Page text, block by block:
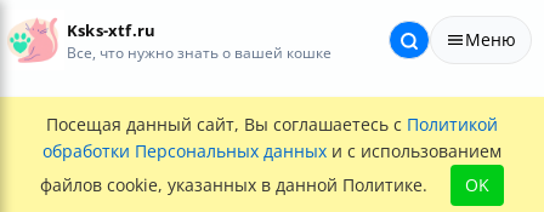
Ksks-xtf.ru
Все, что нужно знать о вашей кошке
Меню
Посещая данный сайт, Вы соглашаетесь с Политикой
обработки Персональных данных и с использованием
файлов cookie, указанных в данной Политике.
OK